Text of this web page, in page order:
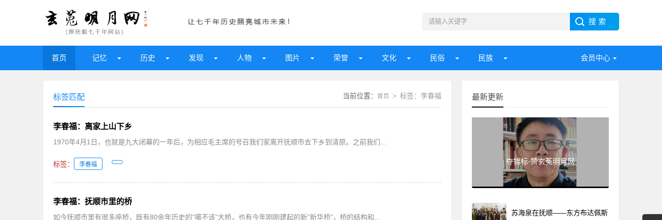
首页 记忆 历史 发现 人物 图片 荣誉 文化 民俗 民族 会员中心
当前位置： 首页 > 标签：李春福
标签匹配
李春福：离家上山下乡
1970年4月1日，也就是九大闭幕的一年后，为相应毛主席的号召我们家离开抚顺市去下乡到清原。之前我们...
标签： 李春福
李春福：抚顺市里的桥
如今抚顺市里有很多座桥，既有80余年历史的“噶不该”大桥，也有今年刚刚建起的新“新华桥”，桥的结构和...
最新更新
夺锦标-赞玄菟明月网
苏海泉在抚顺——东方布达佩斯